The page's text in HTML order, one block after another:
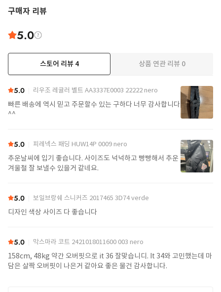
구매자 리뷰
5.0
스토어 리뷰 4 상품 연관 리뷰 0
5.0 리우조 레귤러 벨트 AA3337E0003 22222 nero
빠른 배송에 역시 믿고 주문할수 있는 구하다 너무 감사합니다
^^
5.0 피레넥스 패딩 HUW14P 0009 nero
추운날씨에 입기 좋습니다. 사이즈도 넉넉하고 빵빵해서 추운
겨울철 잘 보낼수 있을거 같네요.
5.0 보일브랑쉐 스니커즈 2017465 3D74 verde
디자인 색상 사이즈 다 좋습니다
5.0 막스마라 코트 2421018011600 003 nero
158cm, 48kg 약간 오버핏으로 it 36 잘맞습니디. It 34와 고민했는데 마
담은 살짝 오버핏이 나은거 같아요 좋은 물건 감사합니다.